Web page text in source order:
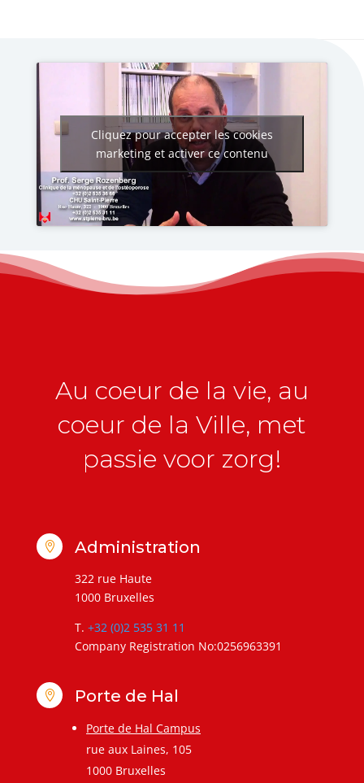
Cliquez pour accepter les cookies
marketing et activer ce contenu
Au coeur de la vie, au
coeur de la Ville, met
passie voor zorg!
 Administration
322 rue Haute
1000 Bruxelles
T. +32 (0)2 535 31 11
Company Registration No:0256963391
 Porte de Hal
Porte de Hal Campus
rue aux Laines, 105
1000 Bruxelles